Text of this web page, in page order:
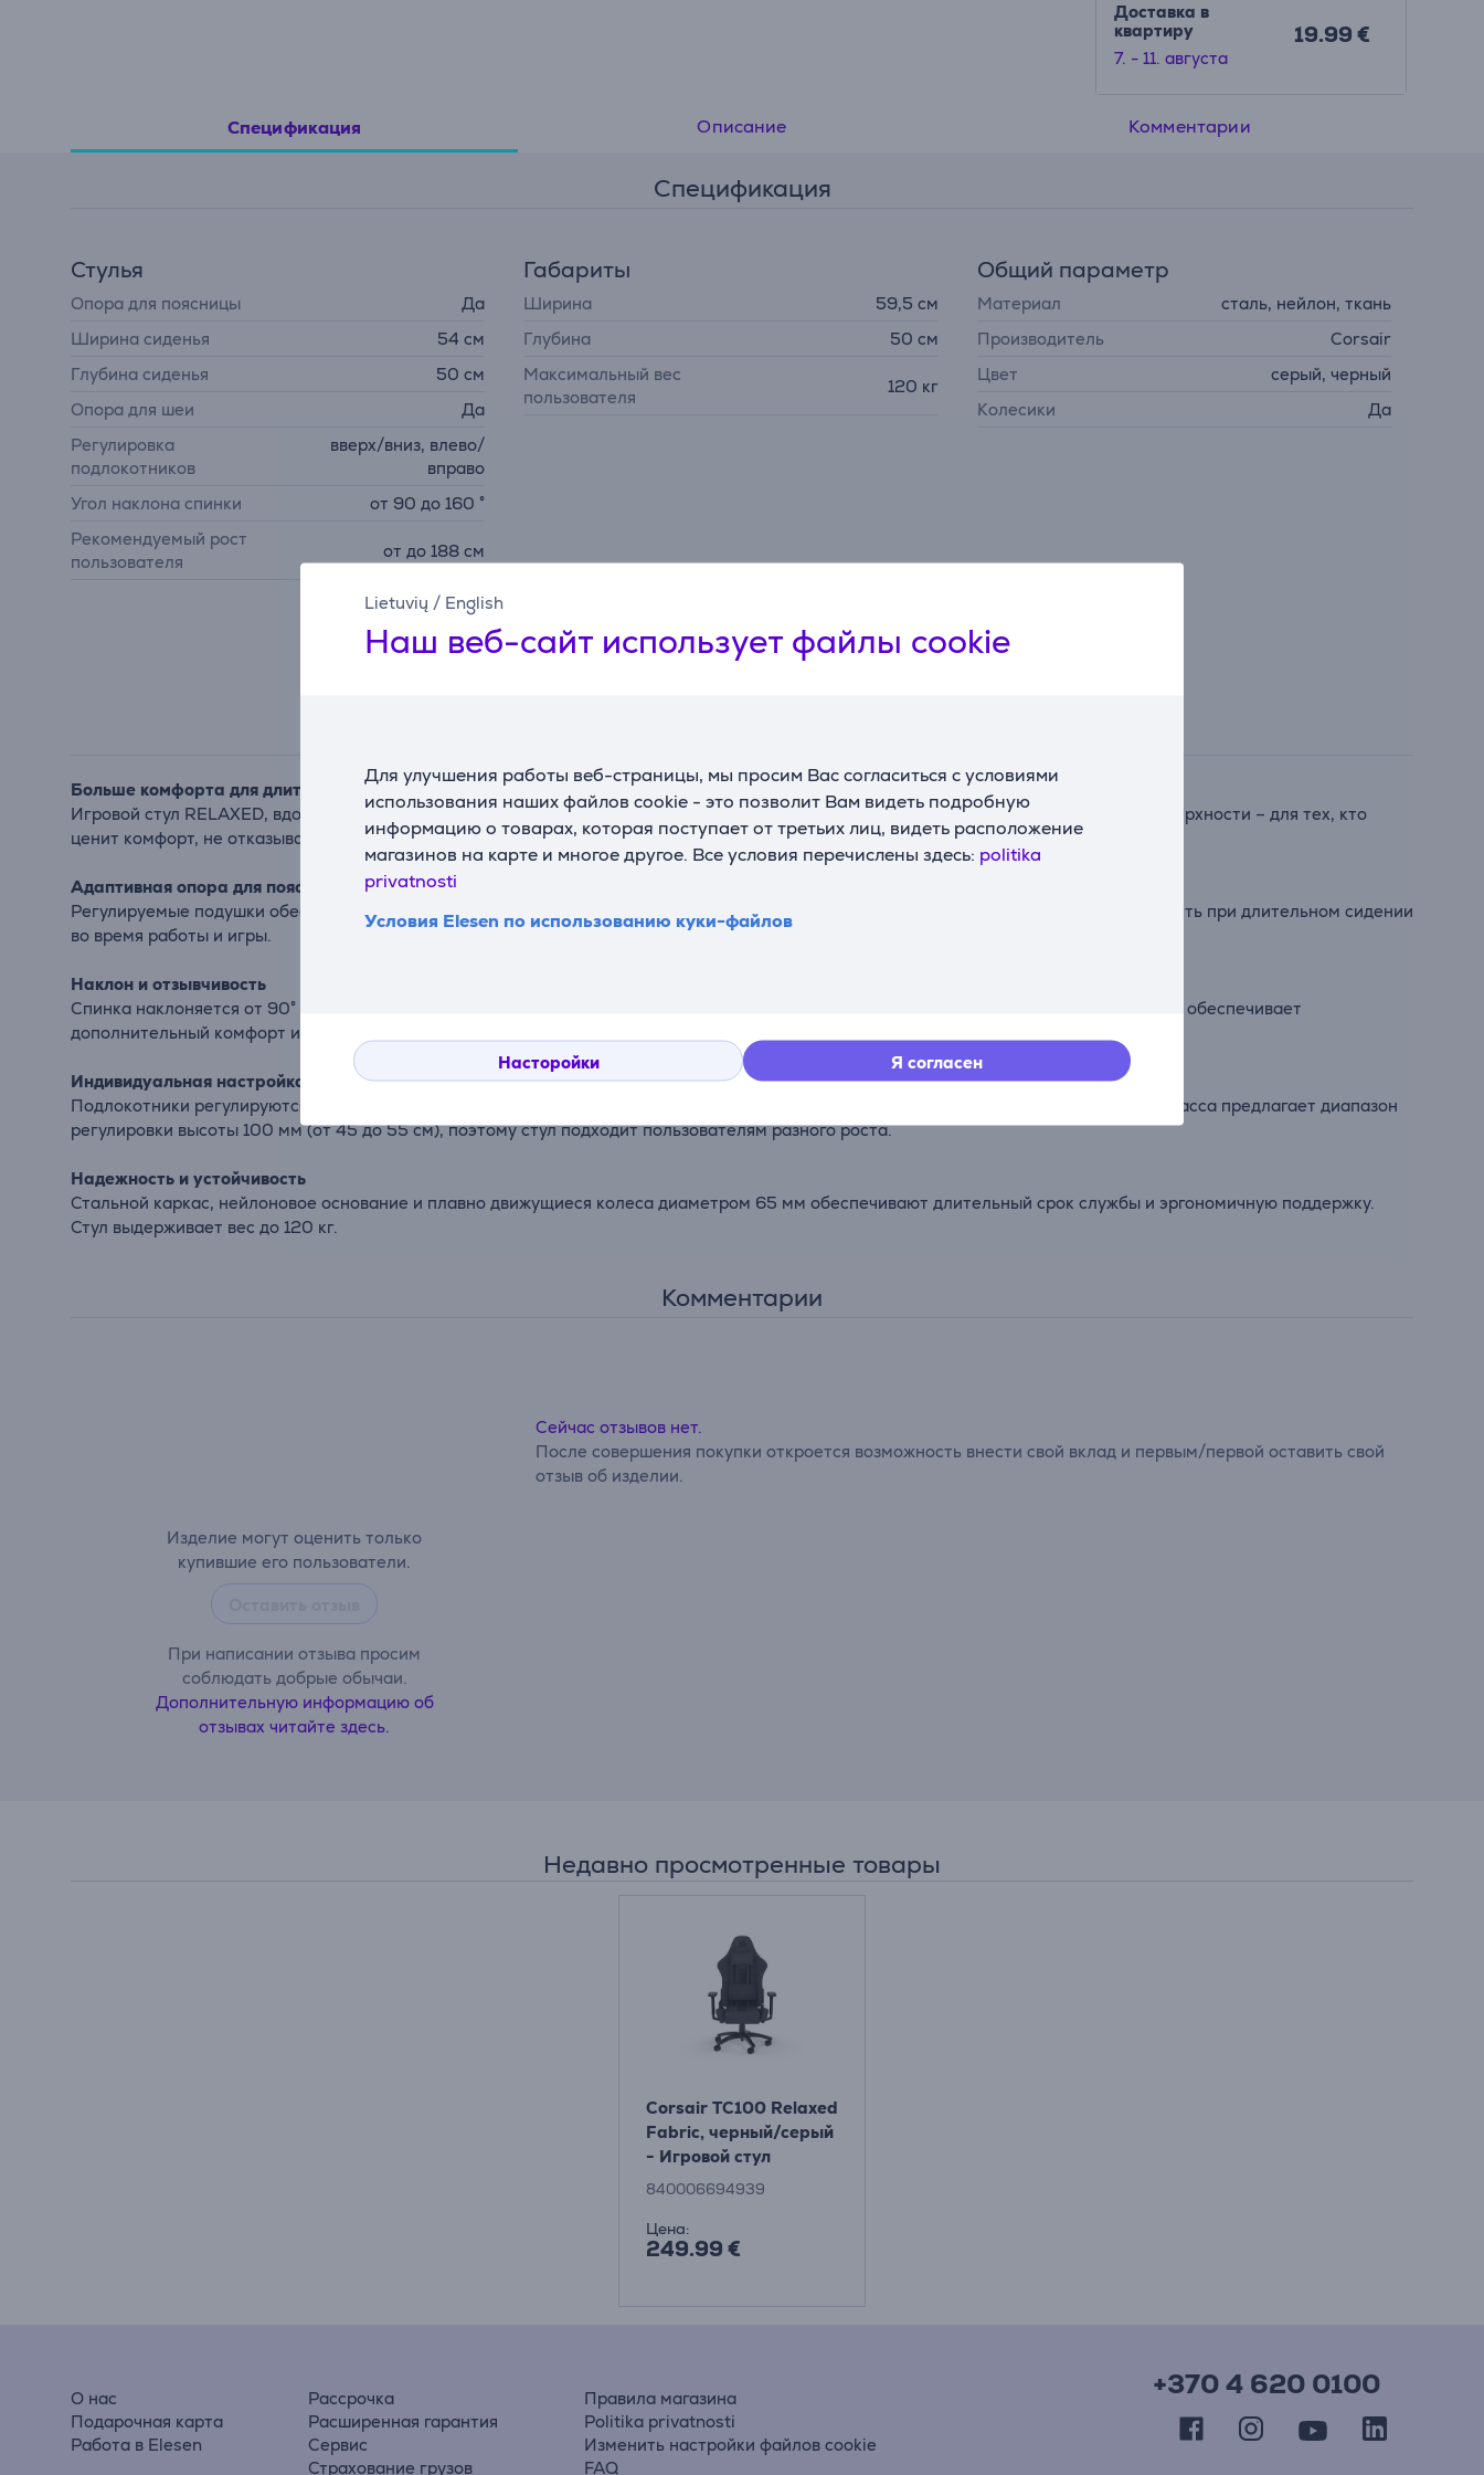
Lietuvių / English
Наш веб-сайт использует файлы cookie
Для улучшения работы веб-страницы, мы просим Вас согласиться с условиями
использования наших файлов cookie - это позволит Вам видеть подробную
информацию о товарах, которая поступает от третьих лиц, видеть расположение
магазинов на карте и многое другое. Все условия перечислены здесь: politika
privatnosti
Условия Elesen по использованию куки-файлов
Насторойки Я согласен
Доставка в
квартиру
7. - 11. августа
19.99 €
Спецификация Описание Комментарии
Спецификация
Стулья
Опора для поясницы
Да
Ширина сиденья
54 см
Глубина сиденья
50 см
Опора для шеи
Да
Регулировка
подлокотников
вверх/вниз, влево/
вправо
Угол наклона спинки
от 90 до 160 °
Рекомендуемый рост
пользователя
от до 188 см
Габариты
Ширина
59,5 см
Глубина
50 см
Максимальный вес
пользователя
120 кг
Общий параметр
Материал
сталь, нейлон, ткань
Производитель
Corsair
Цвет
серый, черный
Колесики
Да
Больше комфорта для длительных сеансов
Игровой стул RELAXED, вдохновленный гоночным стилем, предлагает более просторное сиденье (50 × 54 см) и мягкие тканевые поверхности – для тех, кто
ценит комфорт, не отказываясь от стиля и поддержки.
Адаптивная опора для поясницы и шеи
Регулируемые подушки обеспечивают направленную поддержку для сохранения естественной осанки. Они помогают снизить усталость при длительном сидении
во время работы и игры.
Наклон и отзывчивость
Спинка наклоняется от 90° до 160°, позволяя как сосредоточиться, так и расслабиться. Механизм качания 0–10° с функцией фиксации обеспечивает
дополнительный комфорт и контроль.
Индивидуальная настройка 2D-подлокотников
Подлокотники регулируются по высоте и ширине, что позволяет точно подстроить их под Вашу посадку и предпочтения. Газлифт 4 класса предлагает диапазон
регулировки высоты 100 мм (от 45 до 55 см), поэтому стул подходит пользователям разного роста.
Надежность и устойчивость
Стальной каркас, нейлоновое основание и плавно движущиеся колеса диаметром 65 мм обеспечивают длительный срок службы и эргономичную поддержку.
Стул выдерживает вес до 120 кг.
Комментарии
Изделие могут оценить только
купившие его пользователи.
При написании отзыва просим
соблюдать добрые обычаи.
Дополнительную информацию об
отзывах читайте здесь.
Сейчас отзывов нет.
После совершения покупки откроется возможность внести свой вклад и первым/первой оставить свой
отзыв об изделии.
Недавно просмотренные товары
Corsair TC100 Relaxed
Fabric, черный/серый
- Игровой стул
840006694939
Цена:
249.99 €
О нас
Подарочная карта
Работа в Elesen
Рассрочка
Расширенная гарантия
Сервис
Страхование грузов
Правила магазина
Politika privatnosti
Изменить настройки файлов cookie
FAQ
+370 4 620 0100